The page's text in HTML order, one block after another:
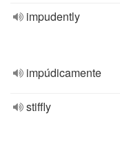
impudently
impúdicamente
stiffly